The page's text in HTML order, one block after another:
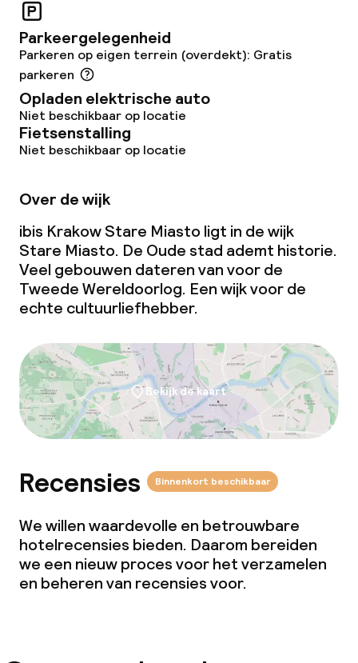
Beleid
Overal rookvrij
Kleine huisdieren toegestaan (minder
dan de 5 kg)
Parkeergelegenheid
Parkeren op eigen terrein (overdekt): Gratis
parkeren
Opladen elektrische auto
Niet beschikbaar op locatie
Fietsenstalling
Niet beschikbaar op locatie
Over de wijk
ibis Krakow Stare Miasto ligt in de wijk
Stare Miasto. De Oude stad ademt historie.
Veel gebouwen dateren van voor de
Tweede Wereldoorlog. Een wijk voor de
echte cultuurliefhebber.
Bekijk de kaart
Recensies Binnenkort beschikbaar
We willen waardevolle en betrouwbare
hotelrecensies bieden. Daarom bereiden
we een nieuw proces voor het verzamelen
en beheren van recensies voor.